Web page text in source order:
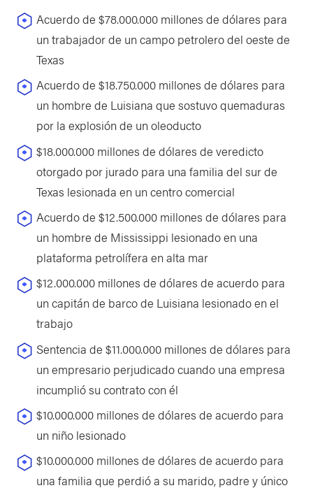
Acuerdo de $78.000.000 millones de dólares para
un trabajador de un campo petrolero del oeste de
Texas
Acuerdo de $18.750.000 millones de dólares para
un hombre de Luisiana que sostuvo quemaduras
por la explosión de un oleoducto
$18.000.000 millones de dólares de veredicto
otorgado por jurado para una familia del sur de
Texas lesionada en un centro comercial
Acuerdo de $12.500.000 millones de dólares para
un hombre de Mississippi lesionado en una
plataforma petrolífera en alta mar
$12.000.000 millones de dólares de acuerdo para
un capitán de barco de Luisiana lesionado en el
trabajo
Sentencia de $11.000.000 millones de dólares para
un empresario perjudicado cuando una empresa
incumplió su contrato con él
$10.000.000 millones de dólares de acuerdo para
un niño lesionado
$10.000.000 millones de dólares de acuerdo para
una familia que perdió a su marido, padre y único